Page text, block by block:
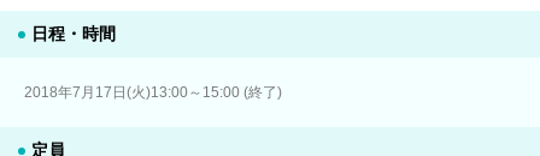
日程・時間
2018年7月17日(火)13:00～15:00 (終了)
定員